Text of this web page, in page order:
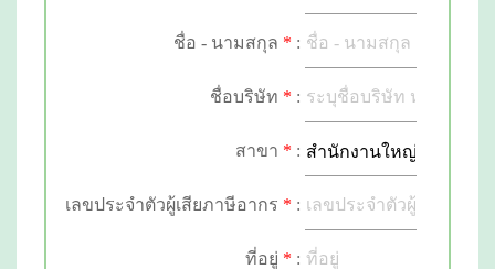
ชื่อ - นามสกุล * :
E-mail * :
ชื่อบริษัท * :
สาขา * :
เลขประจำตัวผู้เสียภาษีอากร * :
ที่อยู่ * :